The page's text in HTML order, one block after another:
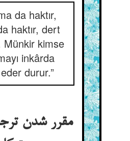
da haktır,
haktır, dert
Münkir kimse
inkârda
durur.”
مقرر شدن